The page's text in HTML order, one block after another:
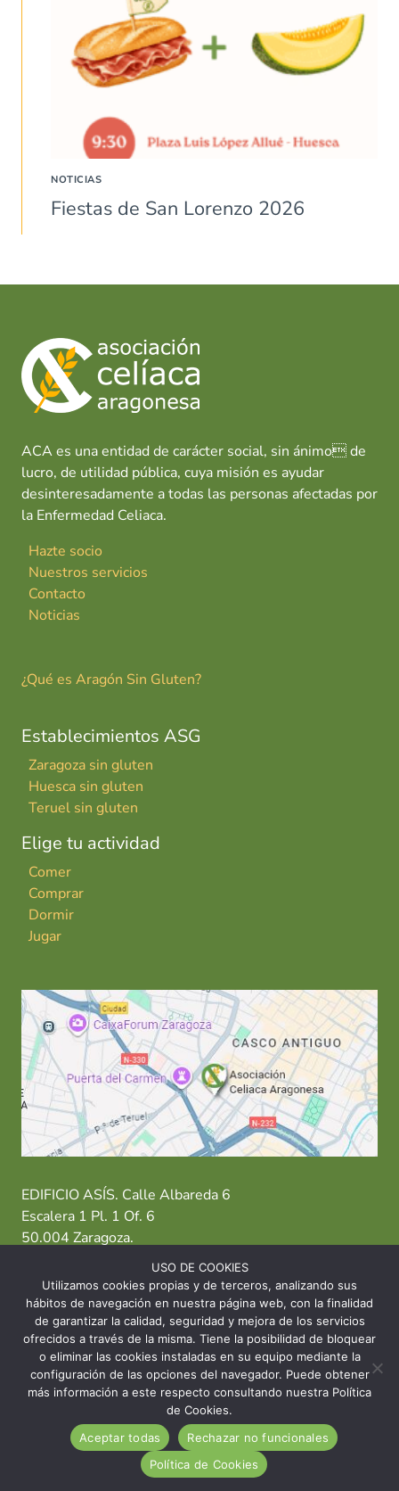
NOTICIAS
Fiestas de San Lorenzo 2026
ACA es una entidad de carácter social, sin ánimo de
lucro, de utilidad pública, cuya misión es ayudar
desinteresadamente a todas las personas afectadas por
la Enfermedad Celiaca.
Hazte socio
Nuestros servicios
Contacto
Noticias
¿Qué es Aragón Sin Gluten?
Establecimientos ASG
Zaragoza sin gluten
Huesca sin gluten
Teruel sin gluten
Elige tu actividad
Comer
Comprar
Dormir
Jugar
EDIFICIO ASÍS. Calle Albareda 6
Escalera 1 Pl. 1 Of. 6
50.004 Zaragoza.
T: 976 484 949 M: 635 638 563
Sede Zaragoza·Sede Huesca· Sede Teruel
© 2026 Asociación Celíaca Aragonesa
INICIO CONTACTO
AVISO LEGAL
POLÍTICA DE COOKIES
POLÍTICA DE PRIVACIDAD
USO DE COOKIES
Utilizamos cookies propias y de terceros, analizando sus
hábitos de navegación en nuestra página web, con la finalidad
de garantizar la calidad, seguridad y mejora de los servicios
ofrecidos a través de la misma. Tiene la posibilidad de bloquear
o eliminar las cookies instaladas en su equipo mediante la
configuración de las opciones del navegador. Puede obtener
más información a este respecto consultando nuestra Política
de Cookies.
Aceptar todas
Rechazar no funcionales
Política de Cookies